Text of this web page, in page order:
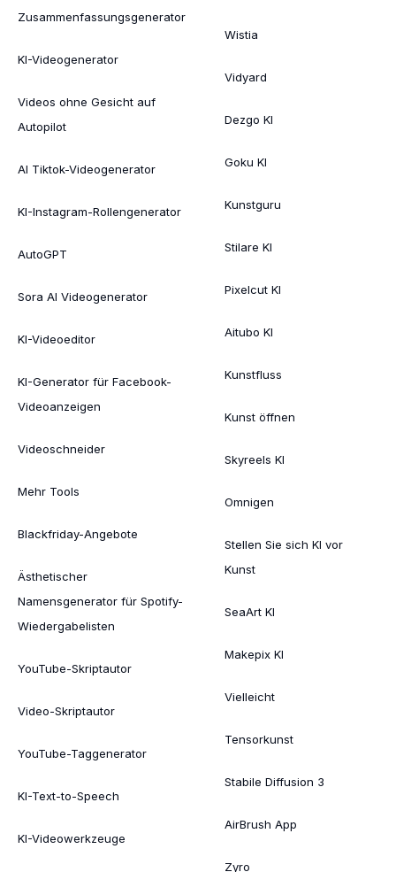
Zusammenfassungsgenerator
KI-Videogenerator
Videos ohne Gesicht auf
Autopilot
AI Tiktok-Videogenerator
KI-Instagram-Rollengenerator
AutoGPT
Sora AI Videogenerator
KI-Videoeditor
KI-Generator für Facebook-
Videoanzeigen
Videoschneider
Mehr Tools
Blackfriday-Angebote
Ästhetischer
Namensgenerator für Spotify-
Wiedergabelisten
YouTube-Skriptautor
Video-Skriptautor
YouTube-Taggenerator
KI-Text-to-Speech
KI-Videowerkzeuge
Wistia
Vidyard
Dezgo KI
Goku KI
Kunstguru
Stilare KI
Pixelcut KI
Aitubo KI
Kunstfluss
Kunst öffnen
Skyreels KI
Omnigen
Stellen Sie sich KI vor
Kunst
SeaArt KI
Makepix KI
Vielleicht
Tensorkunst
Stabile Diffusion 3
AirBrush App
Zyro